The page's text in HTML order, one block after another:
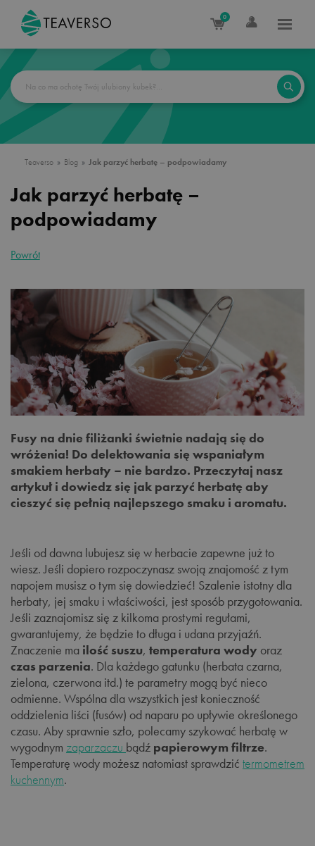
0
Teaverso Blog Jak parzyć herbatę – podpowiadamy
Jak parzyć herbatę –
podpowiadamy
Powrót
Fusy na dnie filiżanki świetnie nadają się do
wróżenia! Do delektowania się wspaniałym
smakiem herbaty – nie bardzo. Przeczytaj nasz
artykuł i dowiedz się jak parzyć herbatę aby
cieszyć się pełnią najlepszego smaku i aromatu.
Jeśli od dawna lubujesz się w herbacie zapewne już to
wiesz. Jeśli dopiero rozpoczynasz swoją znajomość z tym
napojem musisz o tym się dowiedzieć! Szalenie istotny dla
herbaty, jej smaku i właściwości, jest sposób przygotowania.
Jeśli zaznajomisz się z kilkoma prostymi regułami,
gwarantujemy, że będzie to długa i udana przyjaźń.
Znaczenie ma ilość suszu, temperatura wody oraz
czas parzenia. Dla każdego gatunku (herbata czarna,
zielona, czerwona itd.) te parametry mogą być nieco
odmienne. Wspólna dla wszystkich jest konieczność
oddzielenia liści (fusów) od naparu po upływie określonego
czasu. Aby sprawnie szło, polecamy szykować herbatę w
wygodnym zaparzaczu bądź papierowym filtrze.
Temperaturę wody możesz natomiast sprawdzić termometrem
kuchennym.